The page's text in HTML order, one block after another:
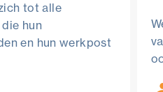
tot alle
hun
en hun werkpost